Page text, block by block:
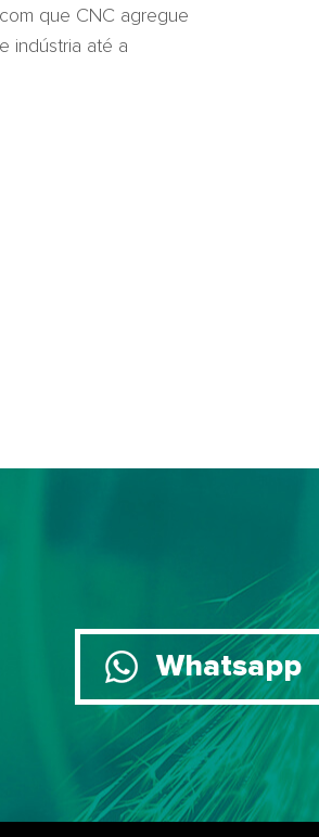
que CNC agregue
indústria até a
Whatsapp